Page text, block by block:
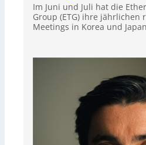
Im Juni und Juli hat die
Group (ETG) ihre jährlichen
Meetings in Korea und